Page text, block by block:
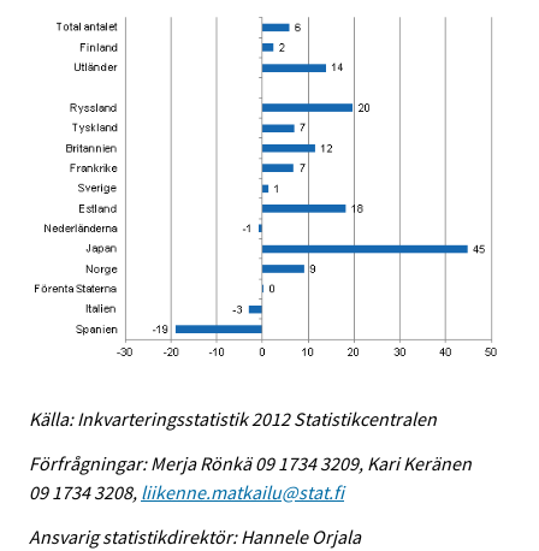
Källa: Inkvarteringsstatistik 2012 Statistikcentralen
Förfrågningar: Merja Rönkä 09 1734 3209, Kari Keränen
09 1734 3208, liikenne.matkailu@stat.fi
Ansvarig statistikdirektör: Hannele Orjala